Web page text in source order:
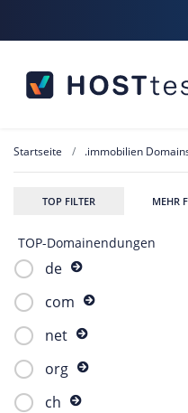
Startseite .immobilien
TOP FILTER MEHR
TOP-Domainendungen
de
com
net
org
ch